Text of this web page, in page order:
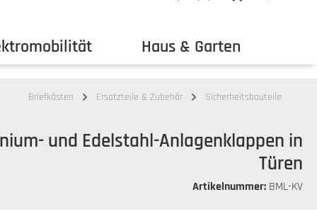
Haus & Garten
Briefkästen Ersatzteile & Zubehör Sicherheitsbauteile
und Edelstahl-Anlagenklappen in
Türen
Artikelnummer: BML-KV